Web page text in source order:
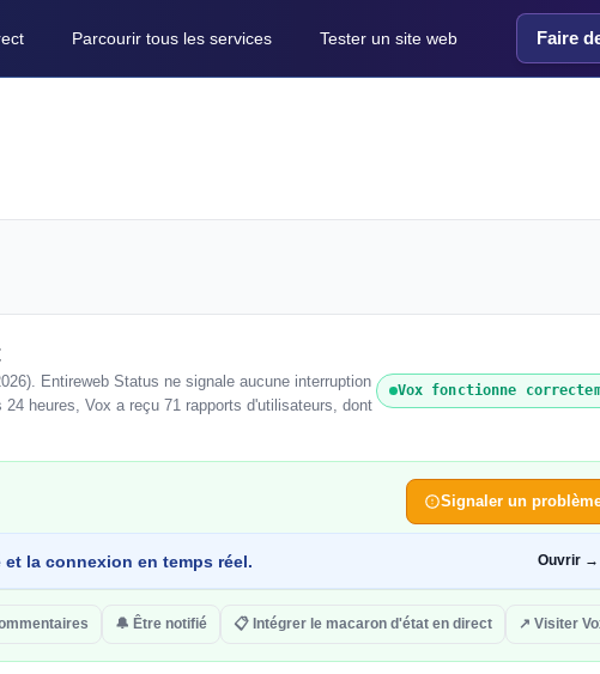
Parcourir tous les services Tester un site web Faire
Entireweb Status ne signale aucune interruption
heures, Vox a reçu 71 rapports d'utilisateurs, dont
Vox fonctionne
Signaler un
la connexion en temps réel. Ouvrir →
🔔 Être notifié 📋 Intégrer le macaron d'état en direct ↗ Visiter